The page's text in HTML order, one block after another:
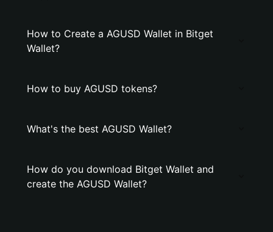
How to Create a AGUSD Wallet in Bitget
Wallet?
How to buy AGUSD tokens?
What's the best AGUSD Wallet?
How do you download Bitget Wallet and
create the AGUSD Wallet?